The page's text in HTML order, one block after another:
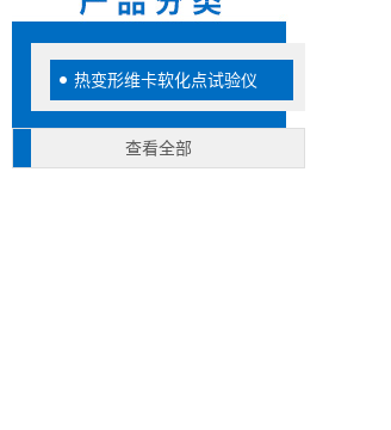
热变形维卡软化点试验仪
查看全部